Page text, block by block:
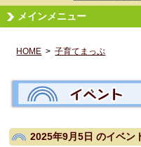
イ
ト
検
メインメニュー
HOME >子育てまっぷ
2025年9月5日のイベン